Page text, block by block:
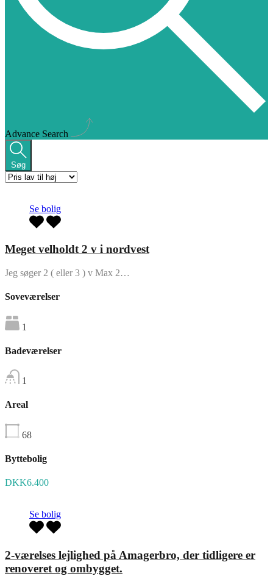
Advance Search
Søg
Se bolig
Meget velholdt 2 v i nordvest
Jeg søger 2 ( eller 3 ) v Max 2…
Soveværelser
1
Badeværelser
1
Areal
68
Byttebolig
DKK6.400
Se bolig
2-værelses lejlighed på Amagerbro, der tidligere er
renoveret og ombygget.